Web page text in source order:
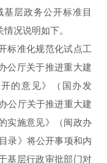
层政务公开标准目
况说明如下。
准化规范化试点工
公厅关于推进重大建
的意见》（国办发
公厅关于推进重大建
实施意见》（闽政办
录》将公开事项和内
基层行政审批部门对